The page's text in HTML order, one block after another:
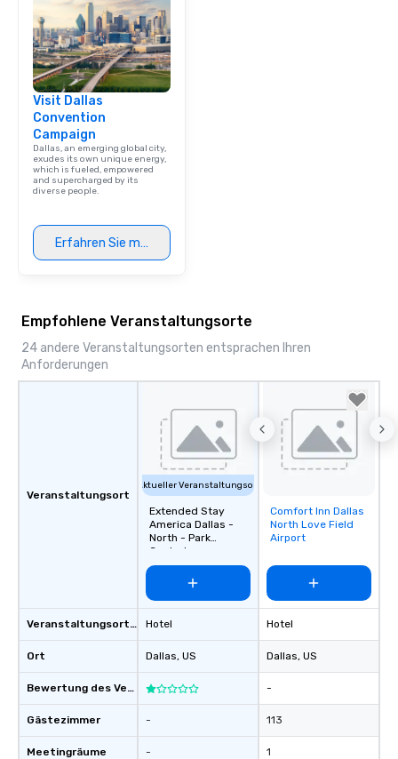
Visit Dallas
Convention
Campaign
Dallas, an emerging global city,
exudes its own unique energy,
which is fueled, empowered
and supercharged by its
diverse people.
Erfahren Sie mehr
Empfohlene Veranstaltungsorte
24 andere Veranstaltungsorten entsprachen Ihren
Anforderungen
Veranstaltungsort
Veranstaltungsortstyp
Ort
Bewertung des Veranstaltungsortes
Gästezimmer
Meetingräume
Aktueller Veranstaltungsort
Extended Stay
America Dallas -
North - Park
Central
Hotel
Dallas, US
-
-
Removed from
favorites
Comfort Inn Dallas
North Love Field
Airport
Hotel
Dallas, US
-
113
1